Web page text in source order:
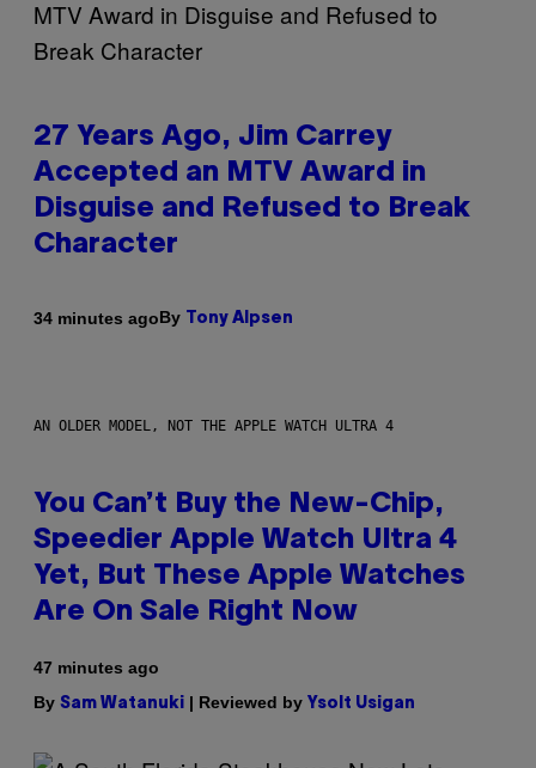
27 Years Ago, Jim Carrey
Accepted an MTV Award in
Disguise and Refused to Break
Character
34 minutes agoBy Tony Alpsen
AN OLDER MODEL, NOT THE APPLE WATCH ULTRA 4
You Can’t Buy the New-Chip,
Speedier Apple Watch Ultra 4
Yet, But These Apple Watches
Are On Sale Right Now
47 minutes ago
By Sam Watanuki | Reviewed by Ysolt Usigan